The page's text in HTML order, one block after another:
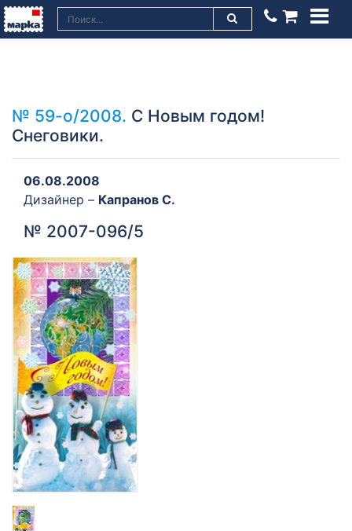
№ 59-о/2008. С Новым годом!
Снеговики.
06.08.2008
Дизайнер – Капранов С.
№ 2007-096/5